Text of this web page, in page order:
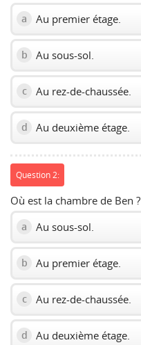
a Au premier étage.
b Au sous-sol.
c Au rez-de-chaussée.
d Au deuxième étage.
Question 2:
Où est la chambre de Ben ?
a Au sous-sol.
b Au premier étage.
c Au rez-de-chaussée.
d Au deuxième étage.